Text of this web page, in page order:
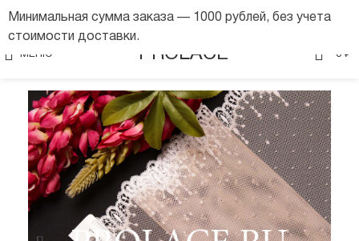
МЕНЮ PROLACE 0 ₽
Минимальная сумма заказа — 1000 рублей, без учета
стоимости доставки.